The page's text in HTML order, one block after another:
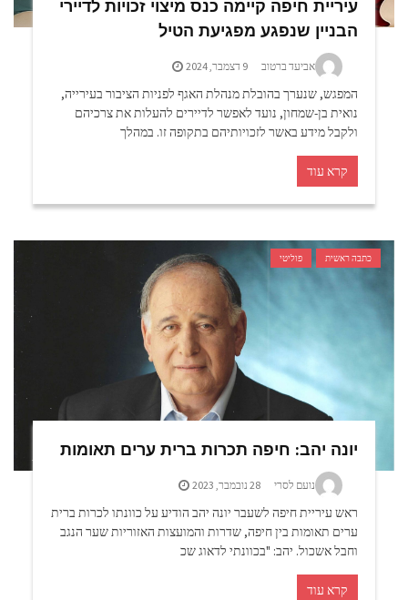
עיריית חיפה קיימה כנס מיצוי זכויות לדיירי
הבניין שנפגע מפגיעת הטיל
אביעד ברטוב 9 דצמבר, 2024
המפגש, שנערך בהובלת מנהלת האגף לפניות הציבור בעירייה,
נואית בן-שמחון, נועד לאפשר לדיירים להעלות את צרכיהם
ולקבל מידע באשר לזכויותיהם בתקופה זו. במהלך
קרא עוד
כתבה ראשית פוליטי
יונה יהב: חיפה תכרות ברית ערים תאומות
נועם לסרי 28 נובמבר, 2023
ראש עיריית חיפה לשעבר יונה יהב הודיע על כוונתו לכרות ברית
ערים תאומות בין חיפה, שדרות והמועצות האזוריות שער הנגב
וחבל אשכול. יהב: "בכוונתי לדאוג שכ
קרא עוד